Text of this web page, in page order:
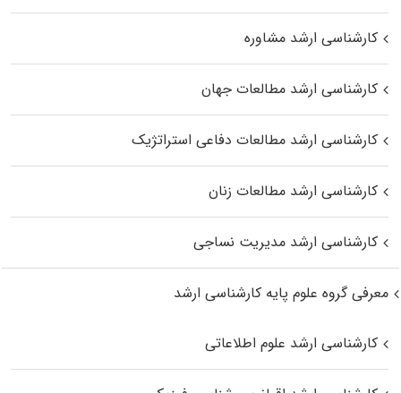
کارشناسی ارشد مشاوره
کارشناسی ارشد مطالعات جهان
کارشناسی ارشد مطالعات دفاعی استراتژیک
کارشناسی ارشد مطالعات زنان
کارشناسی ارشد مدیریت نساجی
معرفی گروه علوم پایه کارشناسی ارشد
کارشناسی ارشد علوم اطلاعاتی